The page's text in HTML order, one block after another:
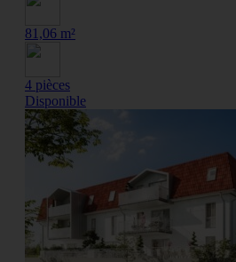
81,06 m²
4 pièces
Disponible